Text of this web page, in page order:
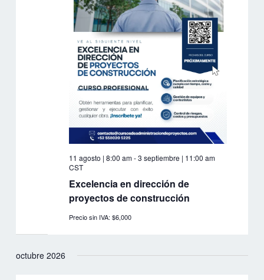
Excelencia en dirección de
proyectos de construcción
11 agosto | 8:00 am-3 septiembre | 11:00 am
CST
Precio sin IVA: $6,000
octubre 2026